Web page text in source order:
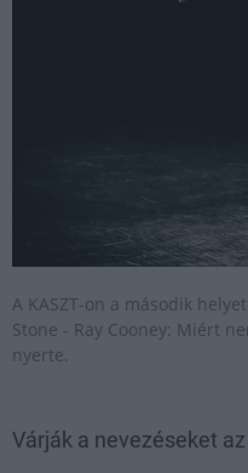
A KASZT-on a második
Stone - Ray Cooney: Miért
nyerte.
Várják a nevezéseket